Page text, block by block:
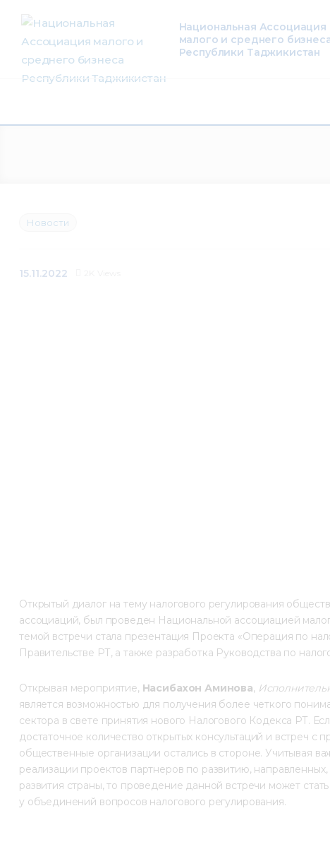
Национальная Ассоциация
малого и среднего
Республики Таджикистан
О нас
Деятельность
Проекты
Членство
Контакты
Новости
15.11.2022
Открытый диалог на тему налогового регулирования
ассоциаций, был проведен Национальной ассоциацией
темой встречи стала презентация Проекта «Операция по
Правительстве РТ, а также разработка Руководства по
Открывая мероприятие, Насибахон Аминова,
является возможностью для получения более четкого
сектора в свете принятия нового Налогового Кодекса РТ.
достаточное количество открытых консультаций и встреч с
общественные организации остались в стороне. Учитывая
реализации проектов партнеров по развитию,
развития страны, то проведение данной встречи может
у объединений вопросов налогового регулирования.